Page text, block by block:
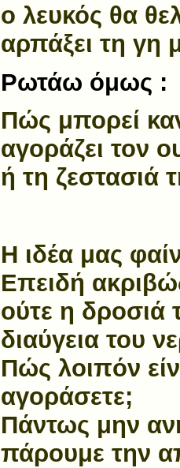
ο λευκός θα
αρπάξει τη γη
Ρωτάω όμως :
Πώς μπορεί
αγοράζει τον
ή τη ζεστασιά
Η ιδέα μας
Επειδή
ούτε η δροσιά
διαύγεια του
Πώς λοιπόν
αγοράσετε;
Πάντως μην
πάρουμε την